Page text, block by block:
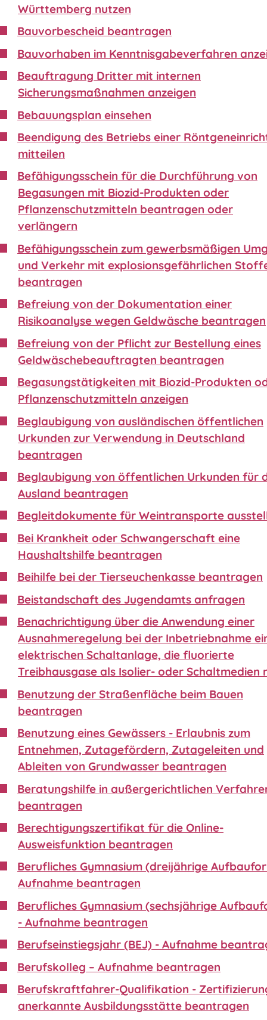
Württemberg nutzen
Bauvorbescheid beantragen
Bauvorhaben im Kenntnisgabeverfahren
Beauftragung Dritter mit internen
Sicherungsmaßnahmen anzeigen
Bebauungsplan einsehen
Beendigung des Betriebs einer
mitteilen
Befähigungsschein für die Durchführung von
Begasungen mit Biozid-Produkten oder
Pflanzenschutzmitteln beantragen oder
verlängern
Befähigungsschein zum gewerbsmäßigen
und Verkehr mit explosionsgefährlichen
beantragen
Befreiung von der Dokumentation einer
Risikoanalyse wegen Geldwäsche beantragen
Befreiung von der Pflicht zur Bestellung eines
Geldwäschebeauftragten beantragen
Begasungstätigkeiten mit Biozid-Produkten
Pflanzenschutzmitteln anzeigen
Beglaubigung von ausländischen öffentlichen
Urkunden zur Verwendung in Deutschland
beantragen
Beglaubigung von öffentlichen Urkunden für
Ausland beantragen
Begleitdokumente für Weintransporte
Bei Krankheit oder Schwangerschaft eine
Haushaltshilfe beantragen
Beihilfe bei der Tierseuchenkasse beantragen
Beistandschaft des Jugendamts anfragen
Benachrichtigung über die Anwendung einer
Ausnahmeregelung bei der Inbetriebnahme
elektrischen Schaltanlage, die fluorierte
Treibhausgase als Isolier- oder Schaltmedien
Benutzung der Straßenfläche beim Bauen
beantragen
Benutzung eines Gewässers - Erlaubnis zum
Entnehmen, Zutagefördern, Zutageleiten und
Ableiten von Grundwasser beantragen
Beratungshilfe in außergerichtlichen
beantragen
Berechtigungszertifikat für die Online-
Ausweisfunktion beantragen
Berufliches Gymnasium (dreijährige
Aufnahme beantragen
Berufliches Gymnasium (sechsjährige
- Aufnahme beantragen
Berufseinstiegsjahr (BEJ) - Aufnahme
Berufskolleg – Aufnahme beantragen
Berufskraftfahrer-Qualifikation -
anerkannte Ausbildungsstätte beantragen